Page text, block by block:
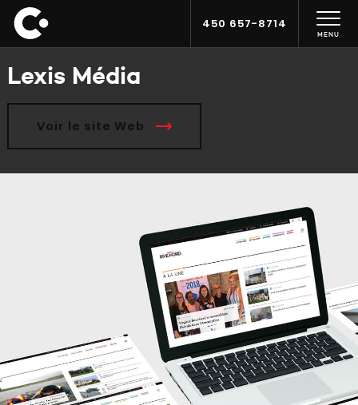
MENU
450 657-8714
Lexis Média
Voir le site Web